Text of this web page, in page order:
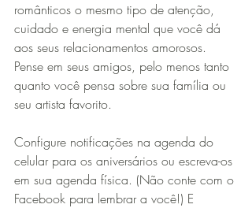
românticos o mesmo tipo de atenção,
cuidado e energia mental que você dá
aos seus relacionamentos amorosos.
Pense em seus amigos, pelo menos tanto
quanto você pensa sobre sua família ou
seu artista favorito.
Configure notificações na agenda do
celular para os aniversários ou escreva-os
em sua agenda física. (Não conte com o
Facebook para lembrar a você!) E